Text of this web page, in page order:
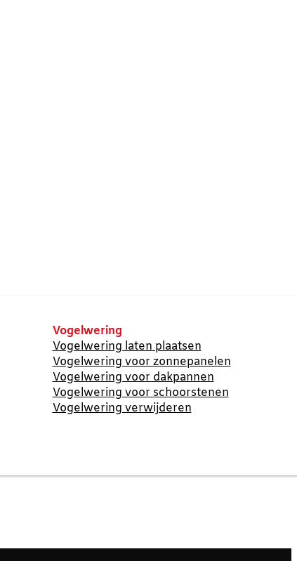
Vogelwering
Vogelwering laten plaatsen
Vogelwering voor zonnepanelen
Vogelwering voor dakpannen
Vogelwering voor schoorstenen
Vogelwering verwijderen